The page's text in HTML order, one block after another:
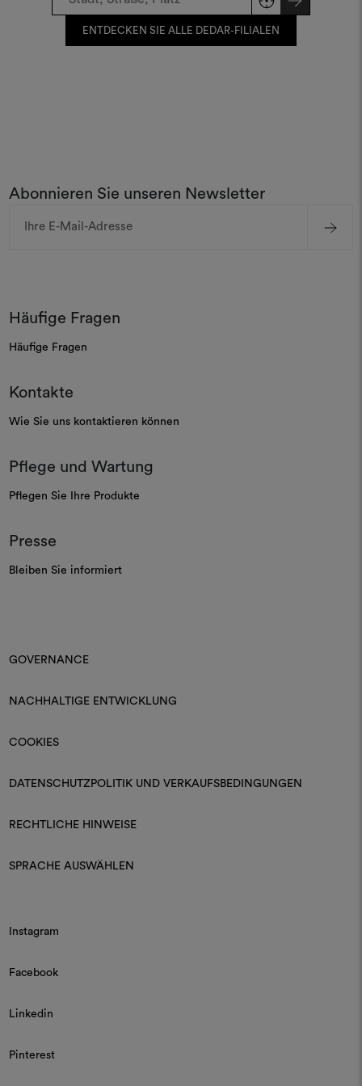
ENTDECKEN SIE ALLE DEDAR-FILIALEN
Abonnieren Sie unseren Newsletter
Mail-
Häufige Fragen
Häufige Fragen
Kontakte
Wie Sie uns kontaktieren können
Pflege und Wartung
Pflegen Sie Ihre Produkte
Presse
Bleiben Sie informiert
GOVERNANCE
NACHHALTIGE ENTWICKLUNG
COOKIES
DATENSCHUTZPOLITIK UND VERKAUFSBEDINGUNGEN
RECHTLICHE HINWEISE
SPRACHE AUSWÄHLEN
Instagram
Facebook
Linkedin
Pinterest